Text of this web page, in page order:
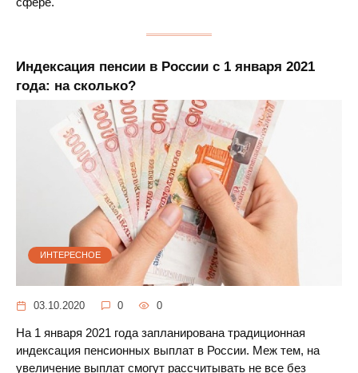
Индексация пенсии в России с 1 января 2021
года: на сколько?
ИНТЕРЕСНОЕ
03.10.2020 0 0
На 1 января 2021 года запланирована традиционная
индексация пенсионных выплат в России. Меж тем, на
увеличение выплат смогут рассчитывать не все без